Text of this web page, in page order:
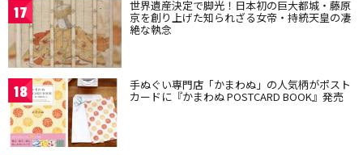
17 世界遺産決定で脚光！日本初の巨大都城・藤原
京を創り上げた知られざる女帝・持統天皇の凄
絶な執念
18 手ぬぐい専門店「かまわぬ」の人気柄がポスト
カードに『かまわぬ POSTCARD BOOK』発売